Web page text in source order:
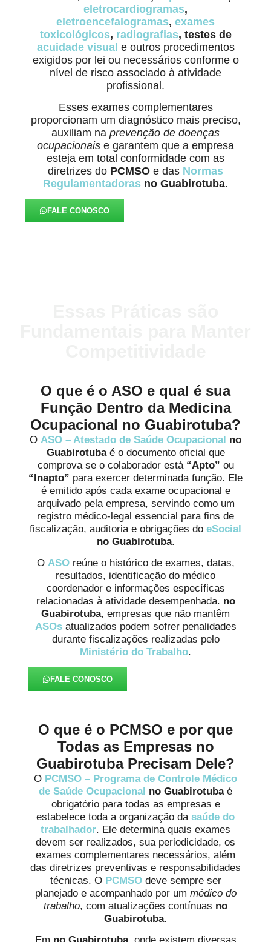
eletrocardiogramas,
eletroencefalogramas, exames
toxicológicos, radiografias, testes de
acuidade visual e outros procedimentos
exigidos por lei ou necessários conforme o
nível de risco associado à atividade
profissional.
Esses exames complementares
proporcionam um diagnóstico mais preciso,
auxiliam na prevenção de doenças
ocupacionais e garantem que a empresa
esteja em total conformidade com as
diretrizes do PCMSO e das Normas
Regulamentadoras no Guabirotuba.
FALE CONOSCO
O que é o ASO e qual é sua
Função Dentro da Medicina
Ocupacional no Guabirotuba?
O ASO – Atestado de Saúde Ocupacional no
Guabirotubaé o documento oficial que
comprova se o colaborador está “Apto” ou
“Inapto” para exercer determinada função. Ele
é emitido após cada exame ocupacional e
arquivado pela empresa, servindo como um
registro médico-legal essencial para fins de
fiscalização, auditoria e obrigações do eSocial
no Guabirotuba.
O ASO reúne o histórico de exames, datas,
resultados, identificação do médico
coordenador e informações específicas
relacionadas à atividade desempenhada. no
Guabirotuba, empresas que não mantêm
ASOs atualizados podem sofrer penalidades
durante fiscalizações realizadas pelo
Ministério do Trabalho.
FALE CONOSCO
O que é o PCMSO e por que
Todas as Empresas no
Guabirotuba Precisam Dele?
O PCMSO – Programa de Controle Médico
de Saúde Ocupacional no Guabirotubaé
obrigatório para todas as empresas e
estabelece toda a organização da saúde do
trabalhador. Ele determina quais exames
devem ser realizados, sua periodicidade, os
exames complementares necessários, além
das diretrizes preventivas e responsabilidades
técnicas. O PCMSO deve sempre ser
planejado e acompanhado por um médico do
trabalho, com atualizações contínuas no
Guabirotuba.